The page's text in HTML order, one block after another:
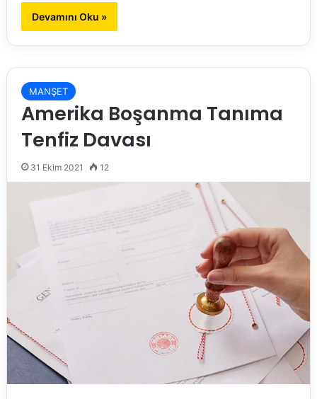
Devamını Oku »
MANŞET
Amerika Boşanma Tanıma
Tenfiz Davası
31 Ekim 2021 12